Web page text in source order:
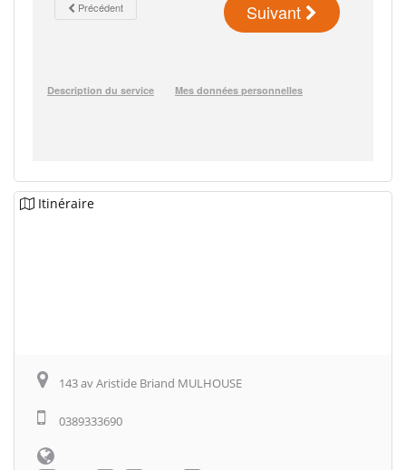
Itinéraire
143 av Aristide Briand MULHOUSE
0389333690